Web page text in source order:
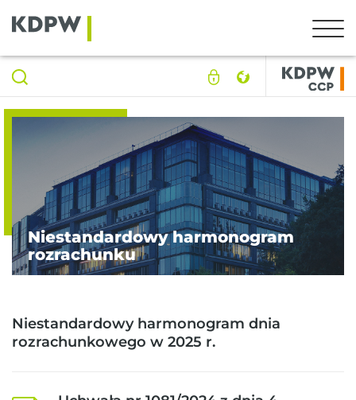
Niestandardowy harmonogram
rozrachunku
Niestandardowy harmonogram dnia
rozrachunkowego w 2025 r.